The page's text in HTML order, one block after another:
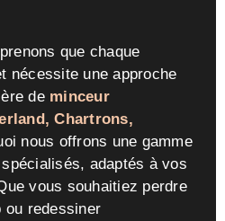
que chaque
nécessite une approche
de minceur
Chartrons,
nous offrons une gamme
adaptés à vos
vous souhaitiez perdre
ou redessiner